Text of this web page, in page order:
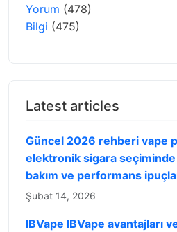
Yorum (478)
Bilgi (475)
Latest articles
Güncel 2026 rehberi vape
elektronik sigara
bakım ve performans
Şubat 14, 2026
IBVape IBVape avantajları